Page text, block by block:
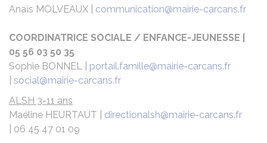
Anaïs MOLVEAUX | communication@mairie-carcans.fr
COORDINATRICE SOCIALE / ENFANCE-JEUNESSE |
05 56 03 50 35
Sophie BONNEL | portail.famille@mairie-carcans.fr
social@mairie-carcans.fr
ALSH 3-11 ans
Maéline HEURTAUT | directionalsh@mairie-carcans.fr
| 06 45 47 01 09